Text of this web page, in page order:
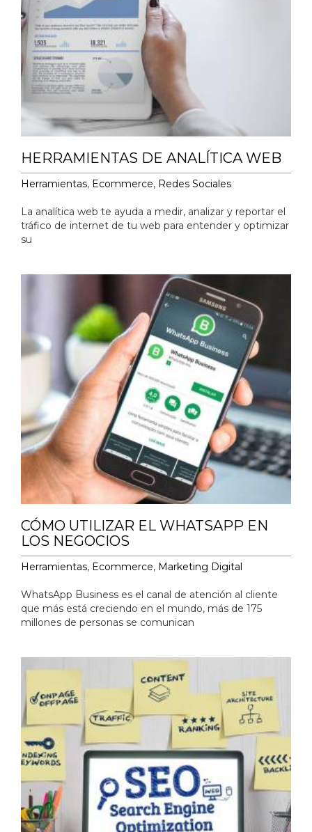
HERRAMIENTAS DE ANALÍTICA WEB
Herramientas, Ecommerce, Redes Sociales
La analítica web te ayuda a medir, analizar y reportar el
tráfico de internet de tu web para entender y optimizar
su
CÓMO UTILIZAR EL WHATSAPP EN
LOS NEGOCIOS
Herramientas, Ecommerce, Marketing Digital
‍WhatsApp Business es el canal de atención al cliente
que más está creciendo en el mundo, más de 175
millones de personas se comunican